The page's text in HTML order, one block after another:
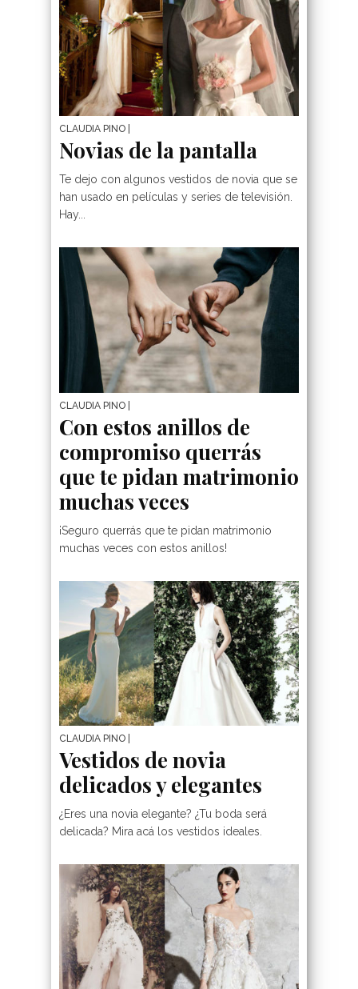
CLAUDIA PINO
Novias de la pantalla
Te dejo con algunos vestidos de novia que se
han usado en películas y series de televisión.
Hay...
CLAUDIA PINO
Con estos anillos de
compromiso querrás
que te pidan matrimonio
muchas veces
¡Seguro querrás que te pidan matrimonio
muchas veces con estos anillos!
CLAUDIA PINO
Vestidos de novia
delicados y elegantes
¿Eres una novia elegante? ¿Tu boda será
delicada? Mira acá los vestidos ideales.